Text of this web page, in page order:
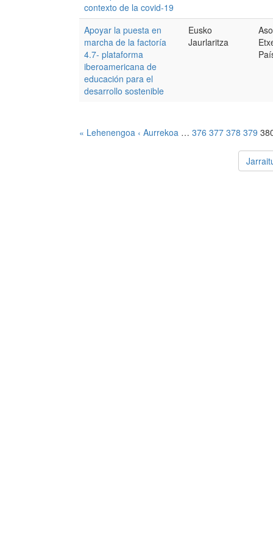
contexto de la covid-19
Apoyar la puesta en
marcha de la factoría
4.7- plataforma
iberoamericana de
educación para el
desarrollo sostenible
Eusko
Jaurlaritza
« Lehenengoa ‹ Aurrekoa … 376 377 378 379